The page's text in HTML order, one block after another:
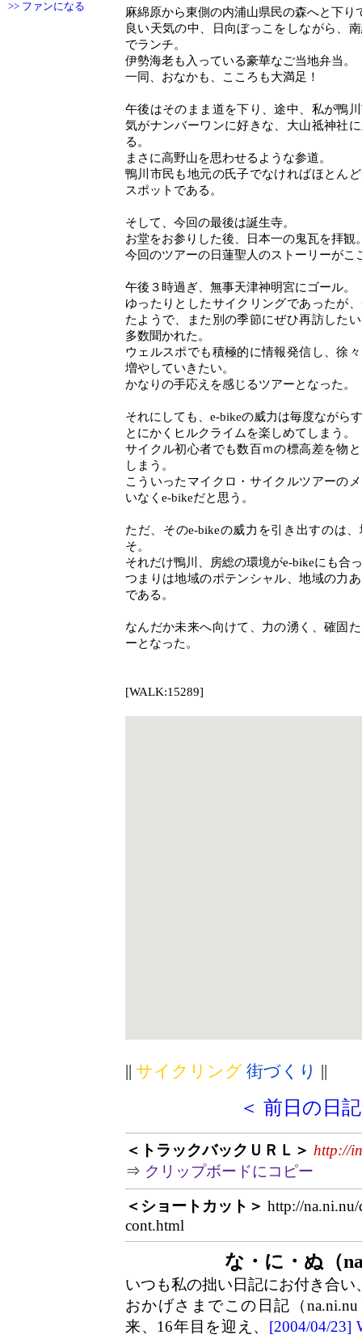
>> ファンになる
麻綿原から東側の内浦山県民の森へと下り
良い天気の中、日向ぼっこをしながら、
でランチ。
伊勢海老も入っている豪華なご当地弁当。
一同、おなかも、こころも大満足！
午後はそのまま道を下り、途中、私が鴨
気がナンバーワンに好きな、大山祗神社
る。
まさに高野山を思わせるような参道。
鴨川市民も地元の氏子でなければほとん
スポットである。
そして、今回の最後は誕生寺。
お堂をお参りした後、日本一の鬼瓦を拝観
今回のツアーの日蓮聖人のストーリーがこ
午後３時過ぎ、無事天津神明宮にゴール。
ゆったりとしたサイクリングであったが
たようで、また別の季節にぜひ再訪した
多数聞かれた。
ウェルスポでも積極的に情報発信し、徐
増やしていきたい。
かなりの手応えを感じるツアーとなった。
それにしても、e-bikeの威力は毎度ながら
とにかくヒルクライムを楽しめてしまう。
サイクル初心者でも数百ｍの標高差を物
しまう。
こういったマイクロ・サイクルツアーの
いなくe-bikeだと思う。
ただ、そのe-bikeの威力を引き出すのは
そ。
それだけ鴨川、房総の環境がe-bikeにも合
つまりは地域のポテンシャル、地域の力
である。
なんだか未来へ向けて、力の湧く、確固
ーとなった。
[WALK:15289]
|| サイクリング 街づくり ||
＜ 前日の日記
＜トラックバックＵＲＬ＞ http://
⇒ クリップボードにコピー
＜ショートカット＞ http://
cont.html
な・に・ぬ（
いつも私の拙い日記にお付き合
おかげさまでこの日記（
来、16年目を迎え、 [2004/04/23]